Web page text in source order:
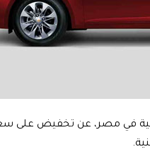
في مصر، عن تخفيض على